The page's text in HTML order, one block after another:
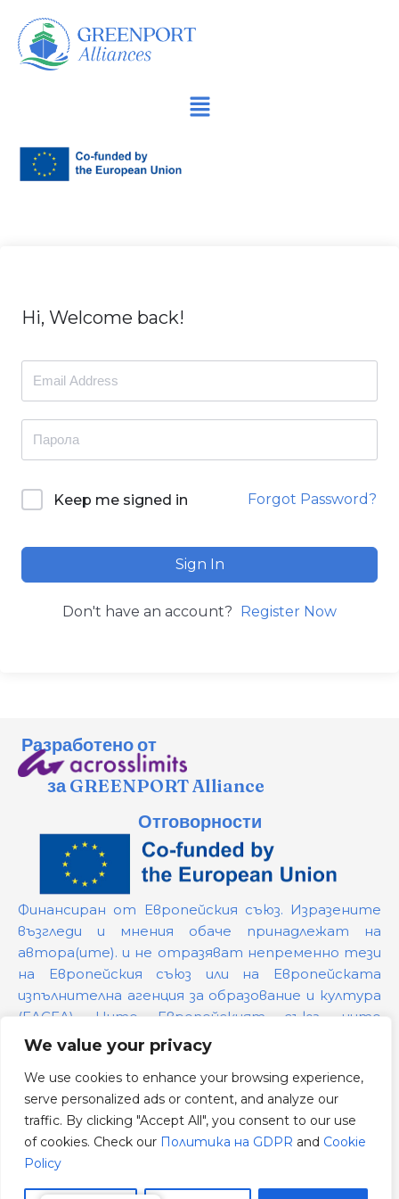
We value your privacy
We use cookies to enhance your browsing experience,
serve personalized ads or content, and analyze our
traffic. By clicking "Accept All", you consent to our use
of cookies. Check our Политика на GDPR and Cookie
Policy
Продължете
към
Hi, Welcome back!
Keep me signed in Forgot Password?
Sign In
Don't have an account? Register Now
Разработено от
за GREENPORT Alliance
Отговорности
Финансиран от Европейския съюз. Изразените
възгледи и мнения обаче принадлежат на
автора(ите). и не отразяват непременно тези
на Европейския съюз или на Европейската
изпълнителна агенция за образование и култура
(EACEA). Нито Европейският съюз, нито
предоставящият ги орган могат да бъдат
държани отговорни за тях.
Номер на проекта: 101139879
Политика на GDPR
Cookie Policy